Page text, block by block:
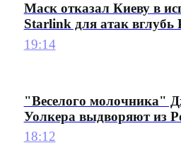
Маск отказал Киеву в
Starlink для атак вглубь
19:14
"Веселого молочника"
Уолкера выдворяют из
18:12